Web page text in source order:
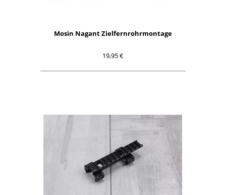
Mosin Nagant Zielfernrohrmontage
19,95 €